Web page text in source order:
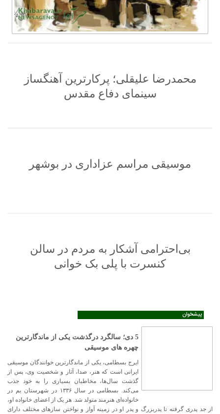
محمدرضا علیقلی؛ پرکارترین آهنگساز
سینمای دفاع مقدس
موسیقی مراسم عزاداری در بوشهر
بی‌احترامی آشکار به مردم در سالن
کنسرت با پلی بک خوانی
پیشخوان
5 دی؛ سالگرد درگذشت یکی از ماندگارترین
چهره های موسیقی
ایرج بسطامی، یکی از ماندگارترین خوانندگان موسیقی
ایرانی است که هنر، صدا، آثار و شخصیت وی، پس از
گذشت سال‌ها، مخاطبان بسیاری را به خود جذب
می‌کند. بسطامی در سال ۱۳۳۶ در شهرستان بم در
خانواده‌ای هنرمند متولد شد. هر یک از اعضای خانواده او،
از جد پدری گرفته تا پدربزرگ و پدر او در زمینه آواز و نواختن سازهای مختلف دارای